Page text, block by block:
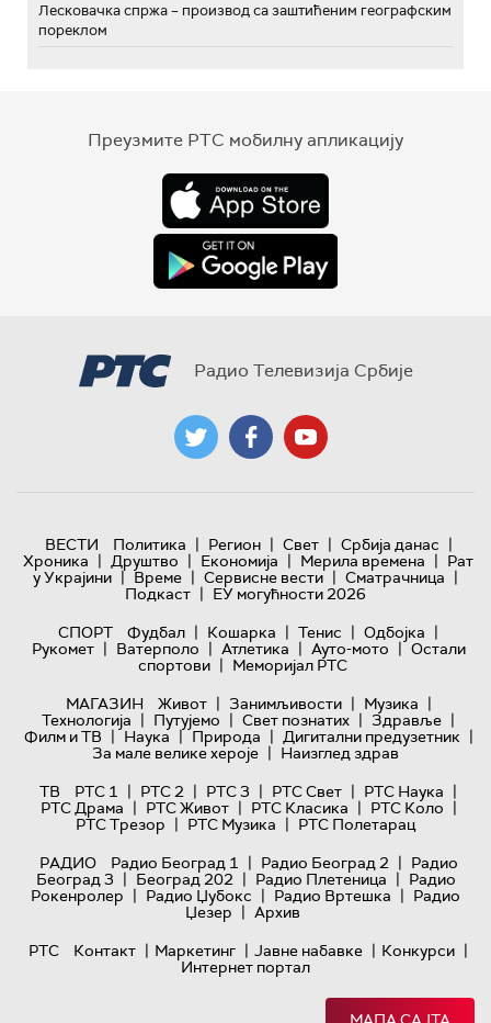
Лесковачка спржа – производ са заштићеним географским
пореклом
Преузмите РТС мобилну апликацију
Радио Телевизија Србије
ВЕСТИ Политика | Регион | Свет | Србија данас |
Хроника | Друштво | Економија | Мерила времена | Рат
у Украјини | Време | Сервисне вести | Сматрачница |
Подкаст | ЕУ могућности 2026
СПОРТ
Фудбал | Кошарка | Тенис | Одбојка |
Рукомет | Ватерполо | Атлетика | Ауто-мото | Остали
спортови | Меморијал РТС
МАГАЗИН
Живот | Занимљивости | Музика |
Технологијa | Путујемо | Свет познатих | Здравље |
Филм и ТВ | Наука | Природа | Дигитални предузетник |
За мале велике хероје | Наизглед здрав
ТВ
РТС 1 | РТС 2 | РТС 3 | РТС Свет | РТС Наука |
РТС Драма | РТС Живот | РТС Класика | РТС Коло |
РТС Трезор | РТС Музика | РТС Полетарац
РАДИО
Радио Београд 1 | Радио Београд 2 | Радио
Београд 3 | Београд 202 | Радио Плетеница | Радио
Рокенролер | Радио Џубокс | Радио Вртешка | Радио
Џезер | Архив
РТС
Контакт | Маркетинг | Јавне набавке | Конкурси |
Интернет портал